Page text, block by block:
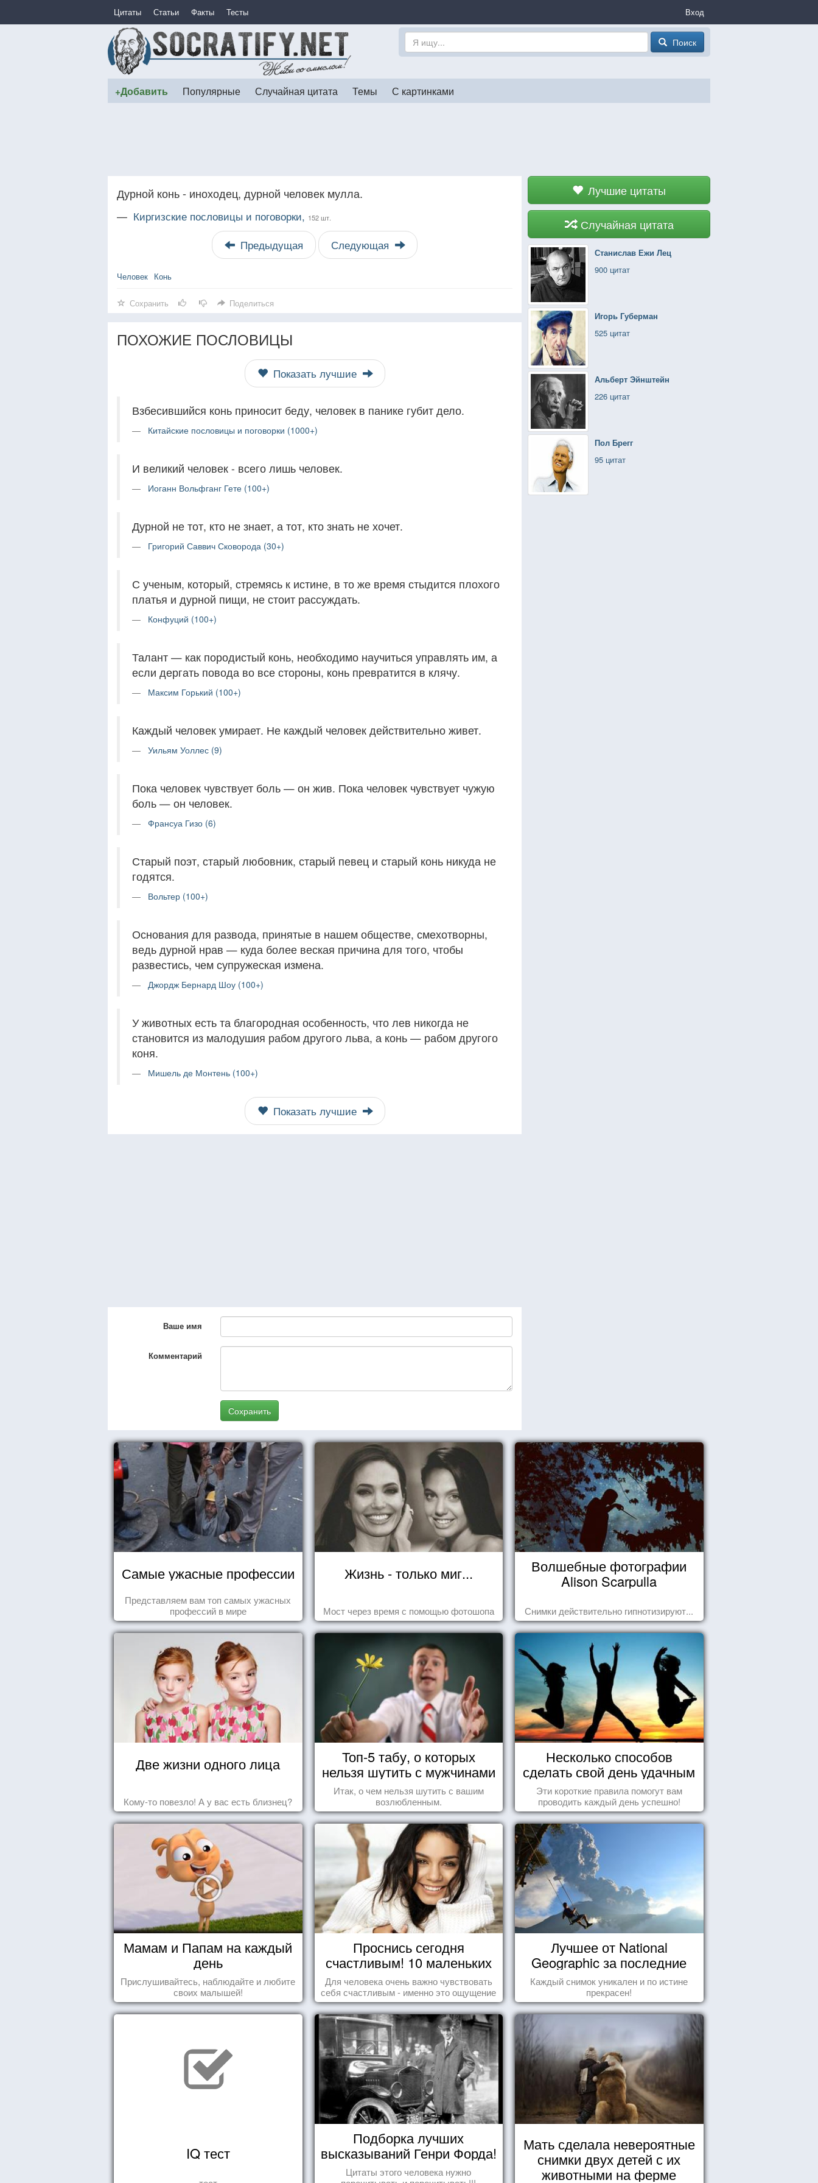
Цитаты Статьи Факты Тесты Вход
Поиск
+Добавить Популярные Случайная цитата Темы С картинками
Лучшие цитаты
Случайная цитата
Станислав Ежи Лец
900 цитат
Игорь Губерман
525 цитат
Альберт Эйнштейн
226 цитат
Пол Брегг
95 цитат
Дурной конь - иноходец, дурной человек мулла.
— Киргизские пословицы и поговорки, 152 шт.
Предыдущая Следующая
Человек Конь
Сохранить Поделиться
ПОХОЖИЕ ПОСЛОВИЦЫ
Показать лучшие
Взбесившийся конь приносит беду, человек в панике губит дело.
Китайские пословицы и поговорки (1000+)
И великий человек - всего лишь человек.
Иоганн Вольфганг Гете (100+)
Дурной не тот, кто не знает, а тот, кто знать не хочет.
Григорий Саввич Сковорода (30+)
С ученым, который, стремясь к истине, в то же время стыдится плохого
платья и дурной пищи, не стоит рассуждать.
Конфуций (100+)
Талант — как породистый конь, необходимо научиться управлять им, а
если дергать повода во все стороны, конь превратится в клячу.
Максим Горький (100+)
Каждый человек умирает. Не каждый человек действительно живет.
Уильям Уоллес (9)
Пока человек чувствует боль — он жив. Пока человек чувствует чужую
боль — он человек.
Франсуа Гизо (6)
Старый поэт, старый любовник, старый певец и старый конь никуда не
годятся.
Вольтер (100+)
Основания для развода, принятые в нашем обществе, смехотворны,
ведь дурной нрав — куда более веская причина для того, чтобы
развестись, чем супружеская измена.
Джордж Бернард Шоу (100+)
У животных есть та благородная особенность, что лев никогда не
становится из малодушия рабом другого льва, а конь — рабом другого
коня.
Мишель де Монтень (100+)
Показать лучшие
Ваше имя
Комментарий
Сохранить
Самые ужасные профессии
Представляем вам топ самых ужасных
профессий в мире
Жизнь - только миг...
Мост через время с помощью фотошопа
Волшебные фотографии
Alison Scarpulla
Снимки действительно гипнотизируют...
Две жизни одного лица
Кому-то повезло! А у вас есть близнец?
Топ-5 табу, о которых
нельзя шутить с мужчинами
Итак, о чем нельзя шутить с вашим
возлюбленным.
Несколько способов
сделать свой день удачным
Эти короткие правила помогут вам
проводить каждый день успешно!
Мамам и Папам на каждый
день
Прислушивайтесь, наблюдайте и любите
своих малышей!
Проснись сегодня
счастливым! 10 маленьких
радостей настоящего
Счастья
Для человека очень важно чувствовать
себя счастливым - именно это ощущение
дарит позитивные эмоции и превращает
каждый день в маленький праздник.
Лучшее от National
Geographic за последние
пару лет
Каждый снимок уникален и по истине
прекрасен!
IQ тест
Подборка лучших
высказываний Генри Форда!
Цитаты этого человека нужно
Мать сделала невероятные
снимки двух детей с их
животными на ферме